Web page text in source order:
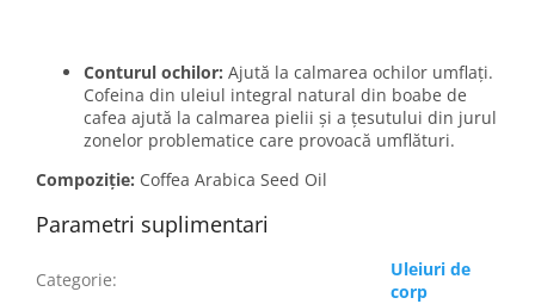
Conturul ochilor: Ajută la calmarea ochilor umflați.
Cofeina din uleiul integral natural din boabe de
cafea ajută la calmarea pielii și a țesutului din jurul
zonelor problematice care provoacă umflături.
Compoziție: Coffea Arabica Seed Oil
Parametri suplimentari
Categorie:
Uleiuri de
corp